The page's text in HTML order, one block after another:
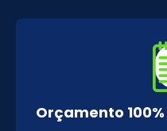
Orçamento